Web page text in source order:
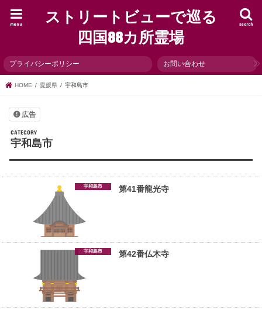
ストリートビューで巡る
四国88カ所霊場
search
menu
プライバシーポリシー お問い合わせ
HOME 愛媛県 宇和島市
広告
宇和島市
宇和島市 第41番龍光寺
宇和島市 第42番仏木寺